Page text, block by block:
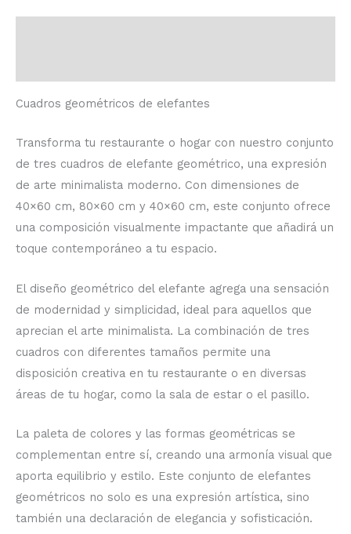
Cuadros geométricos de elefantes
Transforma tu restaurante o hogar con nuestro conjunto
de tres cuadros de elefante geométrico, una expresión
de arte minimalista moderno. Con dimensiones de
40×60 cm, 80×60 cm y 40×60 cm, este conjunto ofrece
una composición visualmente impactante que añadirá un
toque contemporáneo a tu espacio.
El diseño geométrico del elefante agrega una sensación
de modernidad y simplicidad, ideal para aquellos que
aprecian el arte minimalista. La combinación de tres
cuadros con diferentes tamaños permite una
disposición creativa en tu restaurante o en diversas
áreas de tu hogar, como la sala de estar o el pasillo.
La paleta de colores y las formas geométricas se
complementan entre sí, creando una armonía visual que
aporta equilibrio y estilo. Este conjunto de elefantes
geométricos no solo es una expresión artística, sino
también una declaración de elegancia y sofisticación.